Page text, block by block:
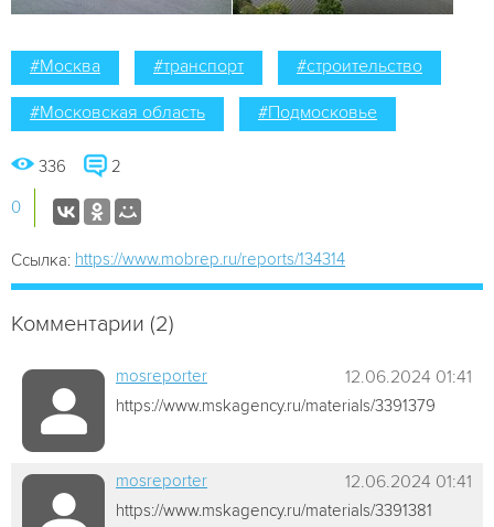
#Москва #транспорт #строительство
#Московская область #Подмосковье
336 2
0
Ссылка: https://www.mobrep.ru/reports/134314
Комментарии (2)
mosreporter 12.06.2024 01:41
https://www.mskagency.ru/materials/3391379
mosreporter 12.06.2024 01:41
https://www.mskagency.ru/materials/3391381